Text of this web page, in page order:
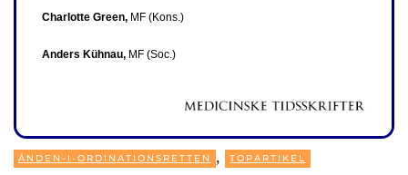
Charlotte Green, MF (Kons.)
Anders Kühnau, MF (Soc.)
ÅNDEN-I-ORDINATIONSRETTEN , TOPARTIKEL